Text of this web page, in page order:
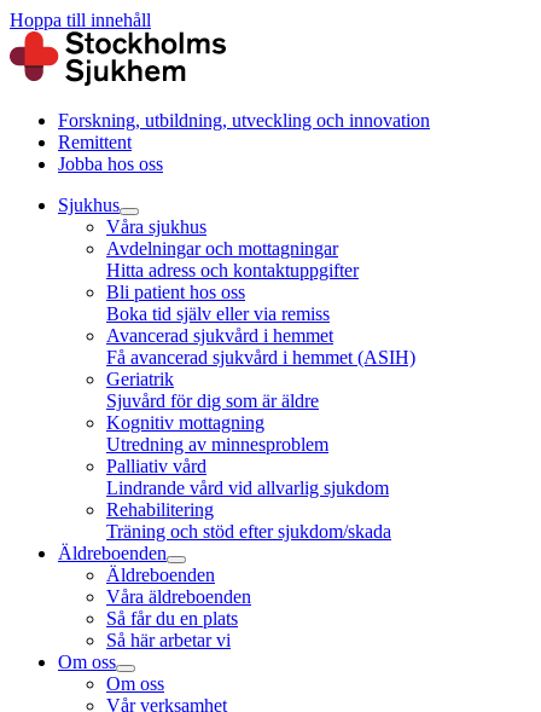
Hoppa till innehåll
Forskning, utbildning, utveckling och innovation
Remittent
Jobba hos oss
Sjukhus
Våra sjukhus
Avdelningar och mottagningar
Hitta adress och kontaktuppgifter
Bli patient hos oss
Boka tid själv eller via remiss
Avancerad sjukvård i hemmet
Få avancerad sjukvård i hemmet (ASIH)
Geriatrik
Sjuvård för dig som är äldre
Kognitiv mottagning
Utredning av minnesproblem
Palliativ vård
Lindrande vård vid allvarlig sjukdom
Rehabilitering
Träning och stöd efter sjukdom/skada
Äldreboenden
Äldreboenden
Våra äldreboenden
Så får du en plats
Så här arbetar vi
Om oss
Om oss
Vår verksamhet